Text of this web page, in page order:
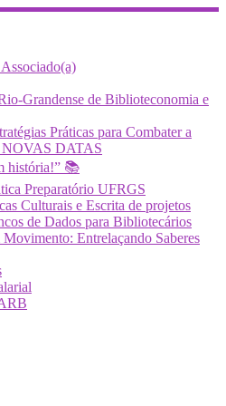
Grandense de Biblioteconomia e
Práticas para Combater a
NOVAS DATAS
história!” 📚
Preparatório UFRGS
Culturais e Escrita de projetos
de Dados para Bibliotecários
Movimento: Entrelaçando Saberes